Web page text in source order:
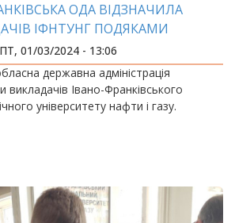
ОДА ВІДЗНАЧИЛА
ІФНТУНГ ПОДЯКАМИ
ПТ, 01/03/2024 - 13:06
державна адміністрація
викладачів Івано-Франківського
університету нафти і газу.